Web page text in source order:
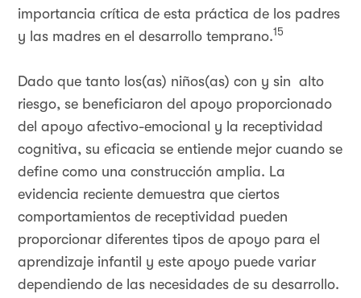
importancia crítica de esta práctica de los padres
y las madres en el desarrollo temprano.15
Dado que tanto los(as) niños(as) con y sin alto
riesgo, se beneficiaron del apoyo proporcionado
del apoyo afectivo-emocional y la receptividad
cognitiva, su eficacia se entiende mejor cuando se
define como una construcción amplia. La
evidencia reciente demuestra que ciertos
comportamientos de receptividad pueden
proporcionar diferentes tipos de apoyo para el
aprendizaje infantil y este apoyo puede variar
dependiendo de las necesidades de su desarrollo.